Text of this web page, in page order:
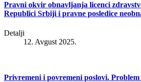
Pravni okvir obnavljanja licenci
Republici Srbiji i pravne posledice
Detalji
12. Avgust 2025.
Privremeni i povremeni poslovi. Problem